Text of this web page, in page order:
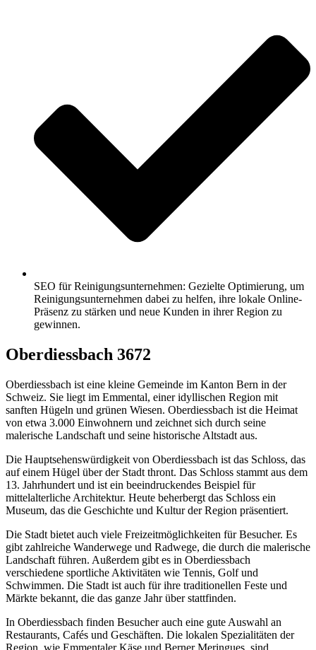
SEO für Reinigungsunternehmen: Gezielte Optimierung, um
Reinigungsunternehmen dabei zu helfen, ihre lokale Online-
Präsenz zu stärken und neue Kunden in ihrer Region zu
gewinnen.
Oberdiessbach 3672
Oberdiessbach ist eine kleine Gemeinde im Kanton Bern in der
Schweiz. Sie liegt im Emmental, einer idyllischen Region mit
sanften Hügeln und grünen Wiesen. Oberdiessbach ist die Heimat
von etwa 3.000 Einwohnern und zeichnet sich durch seine
malerische Landschaft und seine historische Altstadt aus.
Die Hauptsehenswürdigkeit von Oberdiessbach ist das Schloss, das
auf einem Hügel über der Stadt thront. Das Schloss stammt aus dem
13. Jahrhundert und ist ein beeindruckendes Beispiel für
mittelalterliche Architektur. Heute beherbergt das Schloss ein
Museum, das die Geschichte und Kultur der Region präsentiert.
Die Stadt bietet auch viele Freizeitmöglichkeiten für Besucher. Es
gibt zahlreiche Wanderwege und Radwege, die durch die malerische
Landschaft führen. Außerdem gibt es in Oberdiessbach
verschiedene sportliche Aktivitäten wie Tennis, Golf und
Schwimmen. Die Stadt ist auch für ihre traditionellen Feste und
Märkte bekannt, die das ganze Jahr über stattfinden.
In Oberdiessbach finden Besucher auch eine gute Auswahl an
Restaurants, Cafés und Geschäften. Die lokalen Spezialitäten der
Region, wie Emmentaler Käse und Berner Meringues, sind